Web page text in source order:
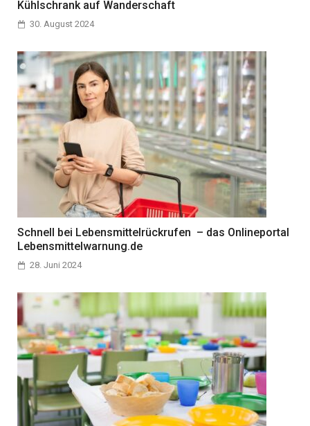
Kühlschrank auf Wanderschaft
30. August 2024
Schnell bei Lebensmittelrückrufen – das Onlineportal
Lebensmittelwarnung.de
28. Juni 2024